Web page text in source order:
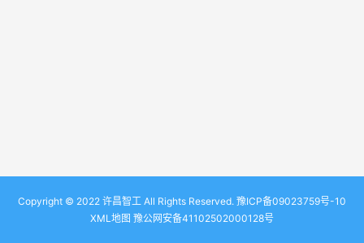
Copyright © 2022 许昌智工 All Rights Reserved. 豫ICP备09023759号-10
XML地图 豫公网安备41102502000128号